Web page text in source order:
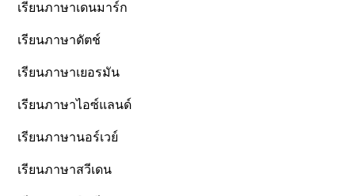
เรียนภาษาเดนมาร์ก
เรียนภาษาดัตช์
เรียนภาษาเยอรมัน
เรียนภาษาไอซ์แลนด์
เรียนภาษานอร์เวย์
เรียนภาษาสวีเดน